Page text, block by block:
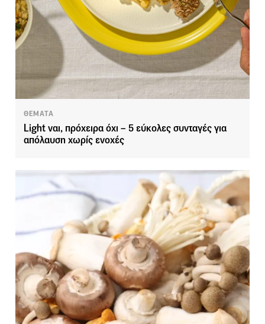
ΘΕΜΑΤΑ
Light ναι, πρόχειρα όχι – 5 εύκολες συνταγές για
απόλαυση χωρίς ενοχές